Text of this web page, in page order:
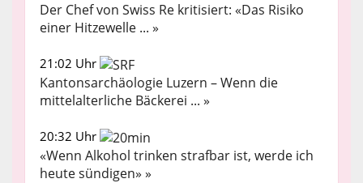
Der Chef von Swiss Re kritisiert: «Das Risiko
einer Hitzewelle ... »
21:02 Uhr
Kantonsarchäologie Luzern – Wenn die
mittelalterliche Bäckerei ... »
20:32 Uhr
«Wenn Alkohol trinken strafbar ist, werde ich
heute sündigen» »